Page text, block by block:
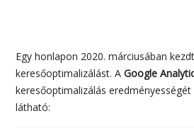
Egy honlapon 2020. márciusában
keresőoptimalizálást. AGoogle
keresőoptimalizálás
látható: